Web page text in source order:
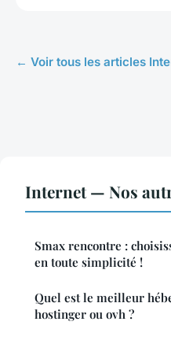
← Voir tous les articles
Internet — Nos
Smax rencontre :
en toute simplicité !
Quel est le meilleur
hostinger ou ovh ?